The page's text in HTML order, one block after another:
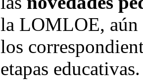
la LOMLOE, aún
los
etapas educativas.